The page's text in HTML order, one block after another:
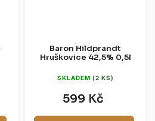
Baron Hildprandt
Hruškovice 42,5% 0,5l
SKLADEM (2 KS)
599 Kč